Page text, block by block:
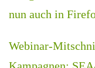
nun auch in
Webinar-